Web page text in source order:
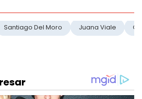
Santiago Del Moro Juana Viale